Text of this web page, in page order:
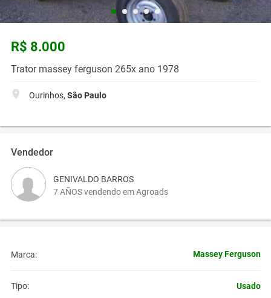
R$ 8.000
Trator massey ferguson 265x ano 1978
Ourinhos, São Paulo
Vendedor
GENIVALDO BARROS
7 AÑOS vendendo em Agroads
Marca: Massey Ferguson
Tipo: Usado